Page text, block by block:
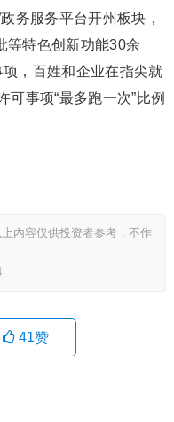
务服务平台开州板块，
等特色创新功能30余
，百姓和企业在指尖就
可事项“最多跑一次”比例
内容仅供投资者参考，不作
41赞